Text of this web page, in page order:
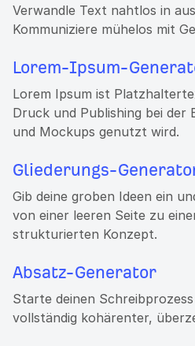
Verwandle Text nahtlos in
Kommuniziere mühelos mit
Lorem-Ipsum-
Lorem Ipsum ist
Druck und Publishing bei der
und Mockups genutzt wird.
Gliederungs-
Gib deine groben Ideen ein
von einer leeren Seite zu
strukturierten Konzept.
Absatz-Generator
Starte deinen
vollständig kohärenter,